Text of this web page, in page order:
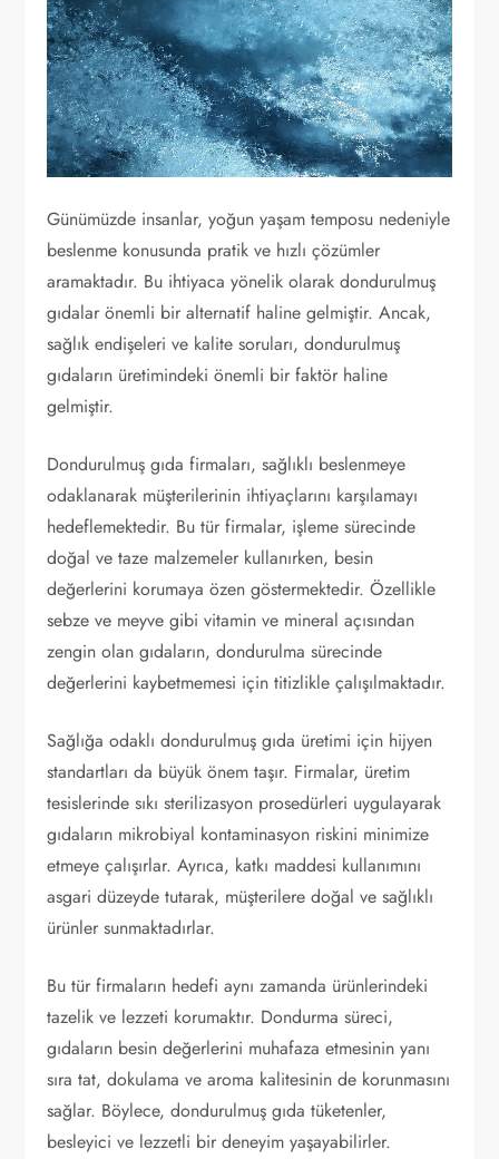
Günümüzde insanlar, yoğun yaşam temposu nedeniyle
beslenme konusunda pratik ve hızlı çözümler
aramaktadır. Bu ihtiyaca yönelik olarak dondurulmuş
gıdalar önemli bir alternatif haline gelmiştir. Ancak,
sağlık endişeleri ve kalite soruları, dondurulmuş
gıdaların üretimindeki önemli bir faktör haline
gelmiştir.
Dondurulmuş gıda firmaları, sağlıklı beslenmeye
odaklanarak müşterilerinin ihtiyaçlarını karşılamayı
hedeflemektedir. Bu tür firmalar, işleme sürecinde
doğal ve taze malzemeler kullanırken, besin
değerlerini korumaya özen göstermektedir. Özellikle
sebze ve meyve gibi vitamin ve mineral açısından
zengin olan gıdaların, dondurulma sürecinde
değerlerini kaybetmemesi için titizlikle çalışılmaktadır.
Sağlığa odaklı dondurulmuş gıda üretimi için hijyen
standartları da büyük önem taşır. Firmalar, üretim
tesislerinde sıkı sterilizasyon prosedürleri uygulayarak
gıdaların mikrobiyal kontaminasyon riskini minimize
etmeye çalışırlar. Ayrıca, katkı maddesi kullanımını
asgari düzeyde tutarak, müşterilere doğal ve sağlıklı
ürünler sunmaktadırlar.
Bu tür firmaların hedefi aynı zamanda ürünlerindeki
tazelik ve lezzeti korumaktır. Dondurma süreci,
gıdaların besin değerlerini muhafaza etmesinin yanı
sıra tat, dokulama ve aroma kalitesinin de korunmasını
sağlar. Böylece, dondurulmuş gıda tüketenler,
besleyici ve lezzetli bir deneyim yaşayabilirler.